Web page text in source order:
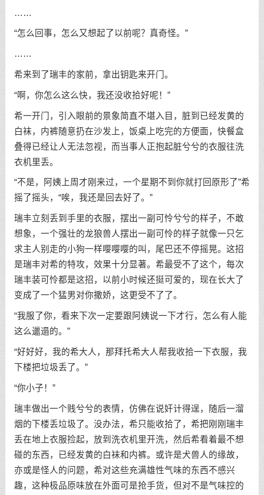
……
“怎么回事，怎么又想起了以前呢？真奇怪。”
……
希来到了瑞丰的家前，拿出钥匙来开门。
“啊，你怎么这么快，我还没收拾好呢！”
希一开门，引入眼前的景象简直不堪入目，脏到已经发黄的
白袜，内裤随意扔在沙发上，饭桌上吃完的方便面，快餐盒
叠得已经让人无法忽视，而当事人正抱起脏兮兮的衣服往洗
衣机里丢。
“不是，阿姨上周才刚来过，一个星期不到你就打回原形了”希
摇了摇头，“唉，我还是回去好了。”
瑞丰立刻丢到手里的衣服，摆出一副可怜兮兮的样子，不敢
想象，一个强壮的龙狼兽人摆出一副可怜的样子就像一只乞
求主人别走的小狗一样嘤嘤嘤的叫，尾巴还不停摇晃。这招
是瑞丰对希的特攻，效果十分显著。希最受不了这个，每次
瑞丰装可怜都是这招，以前小时候还挺可爱的，现在长大了
变成了一个猛男对你撒娇，这更受不了了。
“我服了你，看来下次一定要跟阿姨说一下才行，怎么有人能
这么邋遢的。”
“好好好，我的希大人，那拜托希大人帮我收拾一下衣服，我
下楼把垃圾丢了。”
“你小子！”
瑞丰做出一个贱兮兮的表情，仿佛在说奸计得逞，随后一溜
烟的下楼丢垃圾了。没办法，希只能收拾了，希把刚刚瑞丰
丢在地上衣服捡起，放到洗衣机里开洗，然后希看着最不想
碰的东西，已经发黄的白袜和内裤。或许是犬兽人的缘故，
亦或是怪人的问题，希对这些充满雄性气味的东西不感兴
趣，这种极品原味放在外面可是抢手货，但对不是气味控的